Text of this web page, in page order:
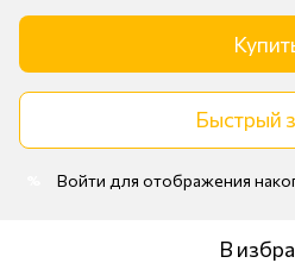
Быстрый
Войти для отображения
В